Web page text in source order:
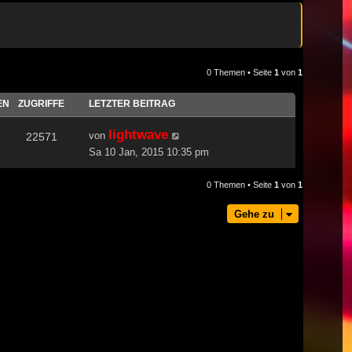
0 Themen • Seite 1 von 1
ZUGRIFFE LETZTER BEITRAG
22571 von lightwave
Sa 10 Jan, 2015 10:35 pm
0 Themen • Seite 1 von 1
Gehe zu